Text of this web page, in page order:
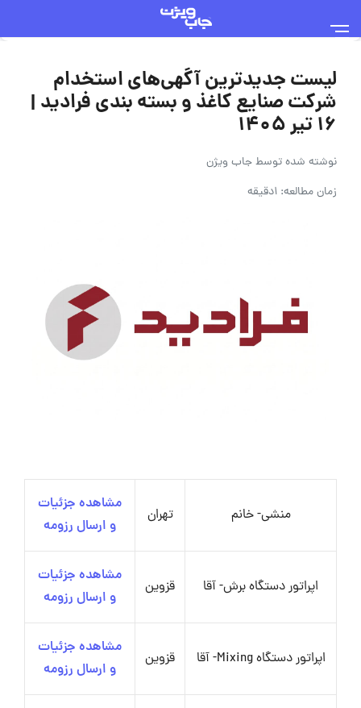
لیست جدیدترین آگهی‌های استخدام
شرکت صنایع کاغذ و بسته بندی فرادید |
۱۶ تیر ۱۴۰۵
نوشته شده توسطجاب ویژن
زمان مطالعه: 1دقیقه
منشی- خانم تهران
مشاهده جزئیات
و ارسال رزومه
اپراتور دستگاه برش- آقا قزوین
مشاهده جزئیات
و ارسال رزومه
اپراتور دستگاه Mixing- آقا قزوین
مشاهده جزئیات
و ارسال رزومه